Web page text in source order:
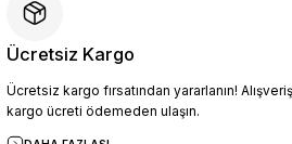
4.454,10 TL
4.949,00 TL
Sepete Ekle
Ücretsiz Kargo
Ücretsiz kargo fırsatından yararlanın!
kargo ücreti ödemeden ulaşın.